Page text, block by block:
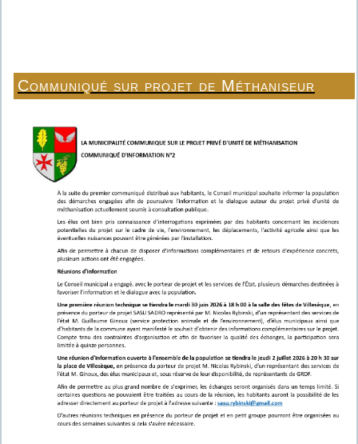
Communiqué sur projet de Méthaniseur